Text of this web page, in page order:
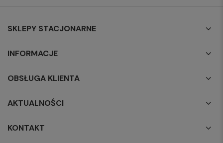
SKLEPY STACJONARNE
INFORMACJE
OBSŁUGA KLIENTA
AKTUALNOŚCI
KONTAKT